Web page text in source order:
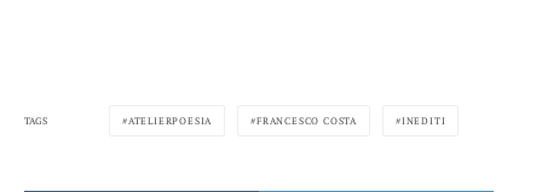
TAGS ATELIERPOESIA FRANCESCO COSTA INEDITI